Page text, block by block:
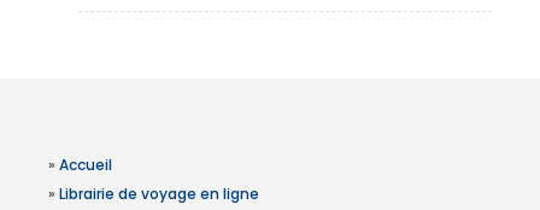
» Accueil
» Librairie de voyage en ligne